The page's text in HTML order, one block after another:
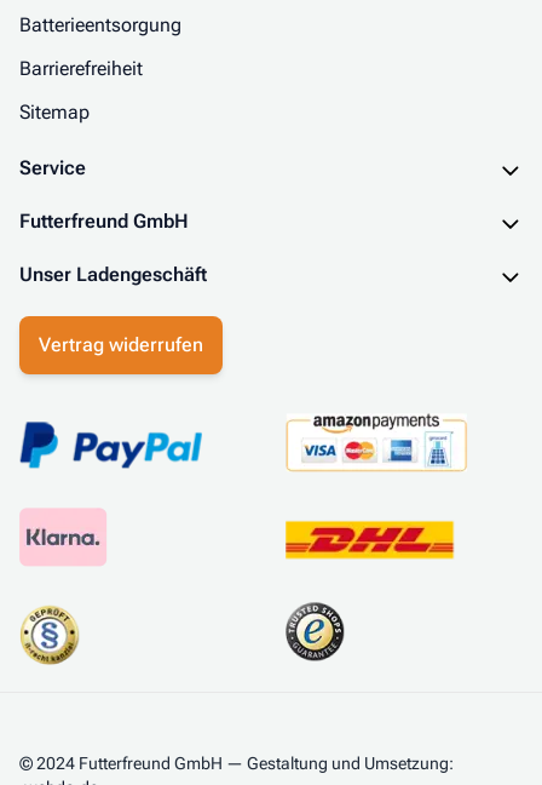
Batterieentsorgung
Barrierefreiheit
Sitemap
Service
Futterfreund GmbH
Unser Ladengeschäft
Vertrag widerrufen
© 2024 Futterfreund GmbH — Gestaltung und Umsetzung: